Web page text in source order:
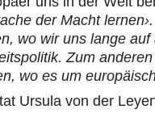
der Macht
wo wir uns lange
Zum
wo es um
Ursula von der